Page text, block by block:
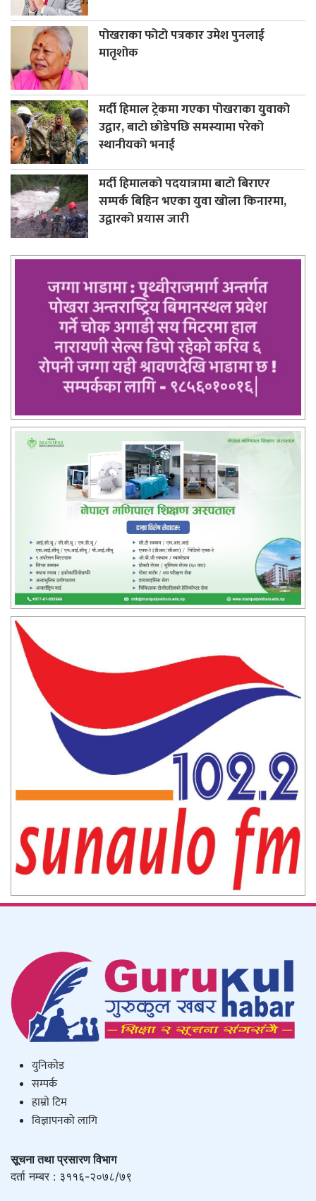
पोखराका फोटो पत्रकार उमेश पुनलाई
मातृशोक
मर्दी हिमाल ट्रेकमा गएका पोखराका युवाको
उद्वार, बाटो छोडेपछि समस्यामा परेको
स्थानीयको भनाई
मर्दी हिमालको पदयात्रामा बाटो बिराएर
सम्पर्क बिहिन भएका युवा खोला किनारमा,
उद्वारको प्रयास जारी
युनिकाेड
सम्पर्क
हाम्राे टिम
विज्ञापनको लागि
सूचना तथा प्रसारण विभाग
दर्ता नम्बर : ३११६-२०७८/७९